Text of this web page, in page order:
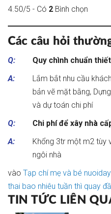
4.50/5 - Có 2 Bình chọn
Các câu hỏi
Q:
Quy chình chuẩn
A:
Lắm bắt nhu cầu
bản vẽ mặt bằng,
và dự toán chi phí
Q:
Chi phí để xây nhà
A:
Khổng 3tr một m2 tùy
ngôi nhà
vào Tạp chí mẹ và bé
thai bao nhiêu tuần thì quay
TIN TỨC LIÊN